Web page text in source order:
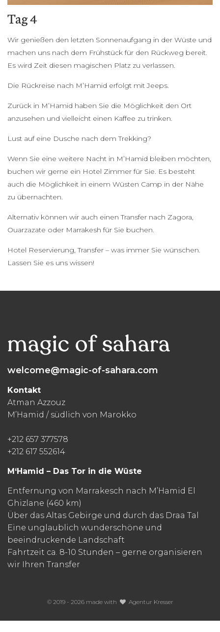
Tag 4
Wir genießen den letzten Sonnenaufgang in der Wüste und
machen uns nach dem Frühstück für den Rückweg bereit.
Es wird Zeit diesen magischen Platz zu verlassen.
Die Rückreise nach M’Hamid erfolgt mit Jeeps.
Zurück in M’Hamid haben Sie die Möglichkeit den Ort
anzusehen und vielleicht einen Kaffee zu trinken.
Lust auf eine Dusche nach dem Trekking?
Wenn Sie eine weitere Nacht in M’Hamid bleiben möchten,
buchen wir gerne ein Hotel Zimmer für Sie. Es besteht
auch die Möglichkeit in einem Wüsten Camp in der Nähe
zu übernachten.
Alternativ können wir auch einen Transfer nach Zagora,
Ouarzazate oder Marrakesh für Sie buchen.
Hotel Reservierung, Transfer – was immer Sie wünschen.
Lassen Sie es uns wissen!
welcome@magic-of-sahara.com
Kontakt
Atman Azzouz
M’Hamid / südlich von Marokko
+212 657 377578
+212 617 552614
M‘Hamid – Das Tor in die Wüste
Entfernung von Marrakesch nach M’Hamid El
Ghizlane (460 km)
Über das Altas Gebirge und durch das Draa Tal
Eine unglaublich wunderschöne und
beeindruckende Landschaft
Fahrtzeit ca. 8-10 Stunden – gerne organisieren
wir Ihren Transfer
© 2019 - 2026 made with Agentur Kresser